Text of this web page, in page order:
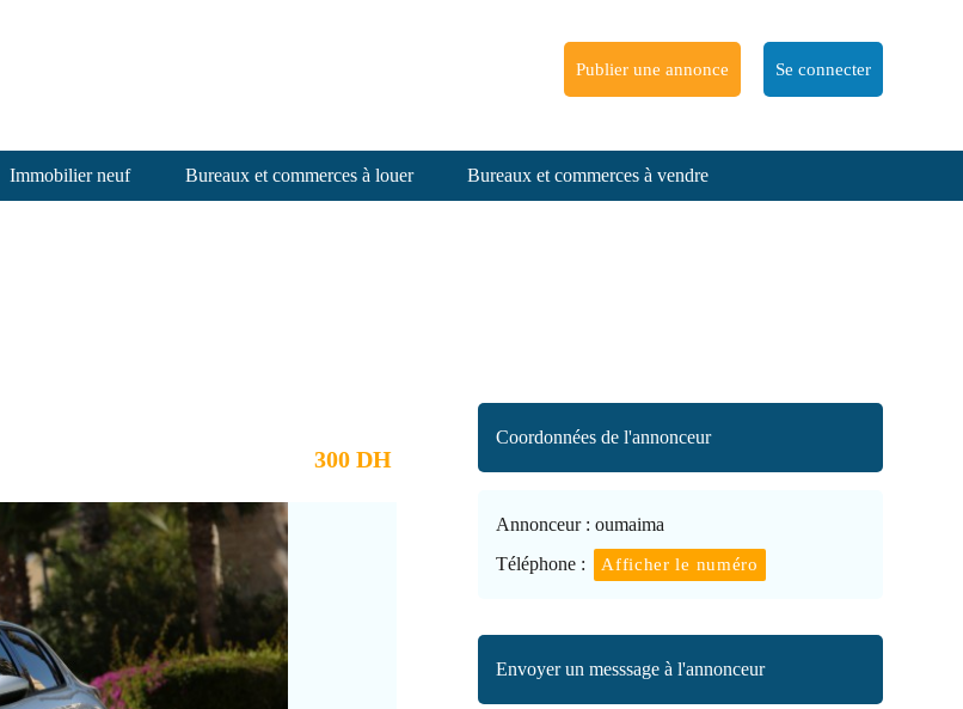
Publier une annonce Se connecter
Immobilier neuf Bureaux et commerces à louer Bureaux et commerces à vendre
300 DH
Coordonnées de l'annonceur
Annonceur : oumaima
Téléphone :
Afficher le numéro
Envoyer un messsage à l'annonceur